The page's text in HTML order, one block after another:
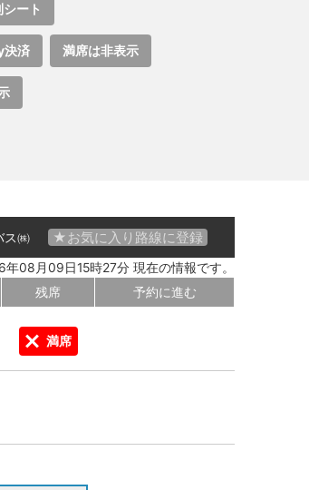
ート
決済 満席は非表示
★お気に入り路線に登録
ス㈱
08月09日15時27分 現在の情報です。
残席 予約に進む
満席